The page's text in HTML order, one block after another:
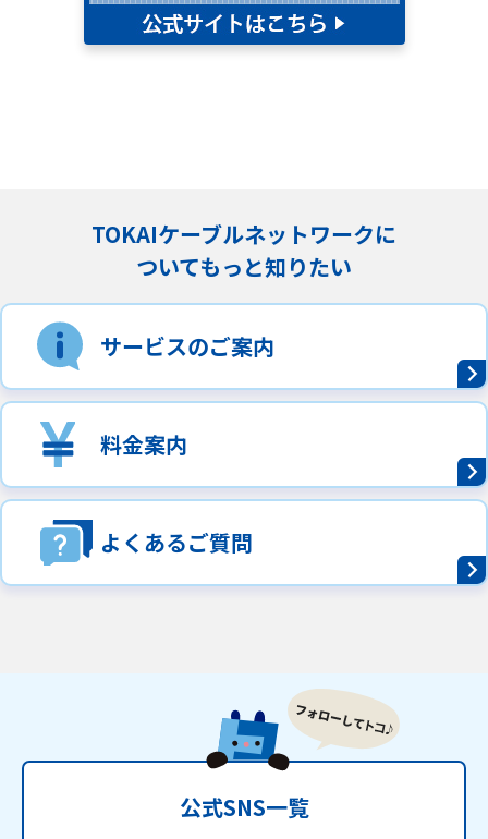
TOKAIケーブルネットワークに
ついてもっと知りたい
サービスのご案内
料金案内
よくあるご質問
公式SNS一覧